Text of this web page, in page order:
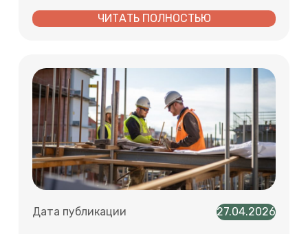
ЧИТАТЬ ПОЛНОСТЬЮ
Дата публикации 27.04.2026